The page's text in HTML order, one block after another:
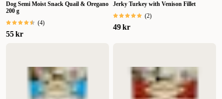
Dog Semi Moist Snack Quail & Oregano
200 g
(4)
55 kr
Jerky Turkey with Venison Fillet
(2)
49 kr